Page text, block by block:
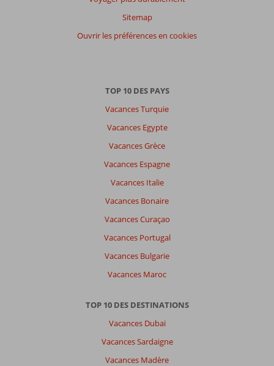
Sitemap
Ouvrir les préférences en cookies
TOP 10 DES PAYS
Vacances Turquie
Vacances Egypte
Vacances Grèce
Vacances Espagne
Vacances Italie
Vacances Bonaire
Vacances Curaçao
Vacances Portugal
Vacances Bulgarie
Vacances Maroc
TOP 10 DES DESTINATIONS
Vacances Dubaï
Vacances Sardaigne
Vacances Madère